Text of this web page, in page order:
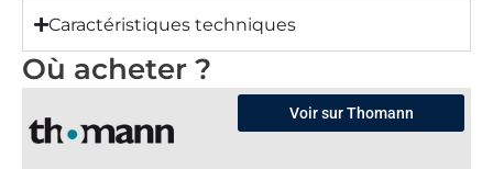
Caractéristiques techniques
Où acheter ?
Voir sur Thomann